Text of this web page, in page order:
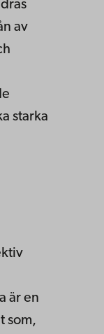
av
starka
är en
som,